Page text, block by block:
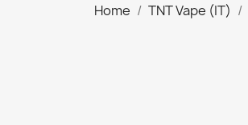
Home TNT Vape (IT)